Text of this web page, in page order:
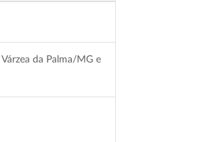
da Palma/MG e